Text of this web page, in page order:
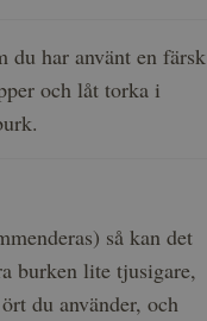
har använt en färsk
och låt torka i
så kan det
burken lite tjusigare,
du använder, och